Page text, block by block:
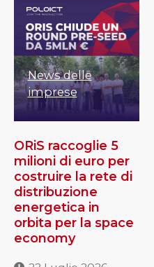
News delle
imprese
ORiS raccoglie 5
milioni di euro per
costruire la rete di
distribuzione
energetica in
orbita per la space
economy